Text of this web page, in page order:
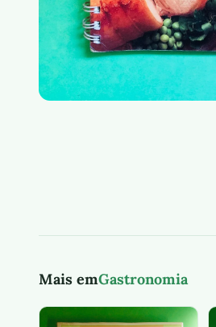
Mais emGastronomia